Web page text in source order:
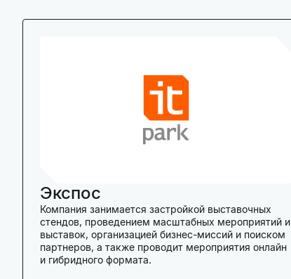
Экспос
Компания занимается застройкой выставочных
стендов, проведением масштабных мероприятий и
выставок, организацией бизнес-миссий и поиском
партнеров, а также проводит мероприятия онлайн
и гибридного формата.